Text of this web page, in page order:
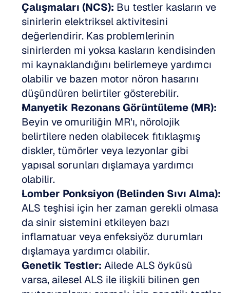
Çalışmaları (NCS): Bu testler kasların ve
sinirlerin elektriksel aktivitesini
değerlendirir. Kas problemlerinin
sinirlerden mi yoksa kasların kendisinden
mi kaynaklandığını belirlemeye yardımcı
olabilir ve bazen motor nöron hasarını
düşündüren belirtiler gösterebilir.
Manyetik Rezonans Görüntüleme (MR):
Beyin ve omuriliğin MR'ı, nörolojik
belirtilere neden olabilecek fıtıklaşmış
diskler, tümörler veya lezyonlar gibi
yapısal sorunları dışlamaya yardımcı
olabilir.
Lomber Ponksiyon (Belinden Sıvı Alma):
ALS teşhisi için her zaman gerekli olmasa
da sinir sistemini etkileyen bazı
inflamatuar veya enfeksiyöz durumları
dışlamaya yardımcı olabilir.
Genetik Testler: Ailede ALS öyküsü
varsa, ailesel ALS ile ilişkili bilinen gen